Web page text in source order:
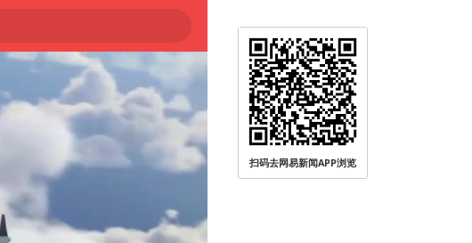
扫码去网易新闻APP浏览